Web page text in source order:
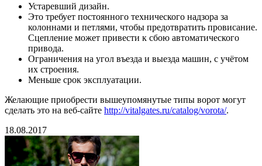
Устаревший дизайн.
Это требует постоянного технического надзора за
колоннами и петлями, чтобы предотвратить провисание.
Сцепление может привести к сбою автоматического
привода.
Ограничения на угол въезда и выезда машин, с учётом
их строения.
Меньше срок эксплуатации.
Желающие приобрести вышеупомянутые типы ворот могут
сделать это на веб-сайте http://vitalgates.ru/catalog/vorota/.
18.08.2017